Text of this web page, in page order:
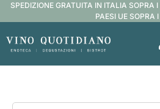
SPEDIZIONE GRATUITA IN ITALIA SOPRA
PAESI UE SOPRA